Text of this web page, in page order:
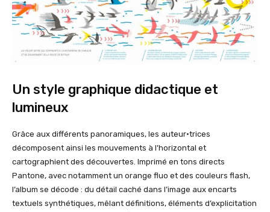
Un style graphique didactique et
lumineux
Grâce aux différents panoramiques, les auteur·trices
décomposent ainsi les mouvements à l’horizontal et
cartographient des découvertes. Imprimé en tons directs
Pantone, avec notamment un orange fluo et des couleurs flash,
l’album se décode : du détail caché dans l’image aux encarts
textuels synthétiques, mêlant définitions, éléments d’explicitation